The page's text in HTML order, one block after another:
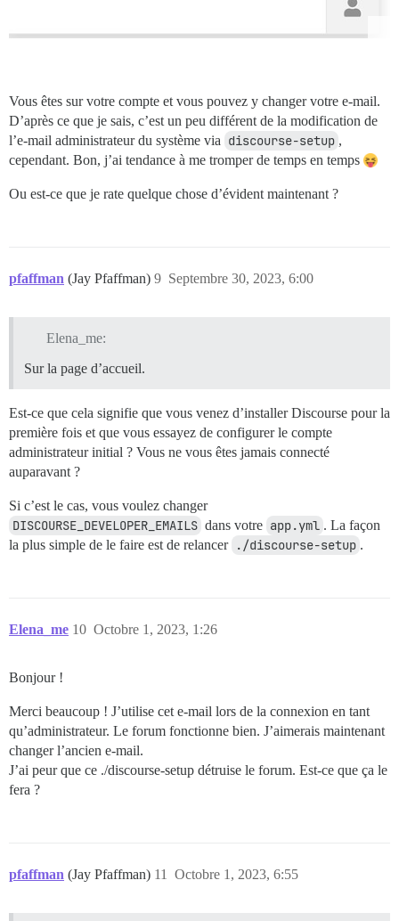
Vous êtes sur votre compte et vous pouvez y changer votre e-mail.
D’après ce que je sais, c’est un peu différent de la modification de
l’e-mail administrateur du système via discourse-setup ,
cependant. Bon, j’ai tendance à me tromper de temps en temps
Ou est-ce que je rate quelque chose d’évident maintenant ?
pfaffman (Jay Pfaffman) Septembre 30, 2023, 6:00
9
Elena_me:
Sur la page d’accueil.
Est-ce que cela signifie que vous venez d’installer Discourse pour la
première fois et que vous essayez de configurer le compte
administrateur initial ? Vous ne vous êtes jamais connecté
auparavant ?
Si c’est le cas, vous voulez changer
DISCOURSE_DEVELOPER_EMAILS dans votre app.yml . La façon
la plus simple de le faire est de relancer ./discourse-setup .
Elena_me Octobre 1, 2023, 1:26
10
Bonjour !
Merci beaucoup ! J’utilise cet e-mail lors de la connexion en tant
qu’administrateur. Le forum fonctionne bien. J’aimerais maintenant
changer l’ancien e-mail.
J’ai peur que ce ./discourse-setup détruise le forum. Est-ce que ça le
fera ?
pfaffman (Jay Pfaffman) Octobre 1, 2023, 6:55
11